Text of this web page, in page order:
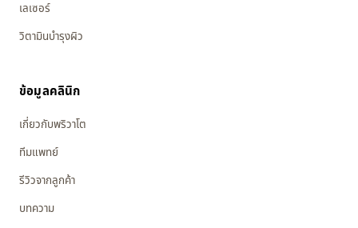
เลเซอร์
วิตามินบำรุงผิว
ข้อมูลคลินิก
เกี่ยวกับพริวาโต
ทีมแพทย์
รีวิวจากลูกค้า
บทความ